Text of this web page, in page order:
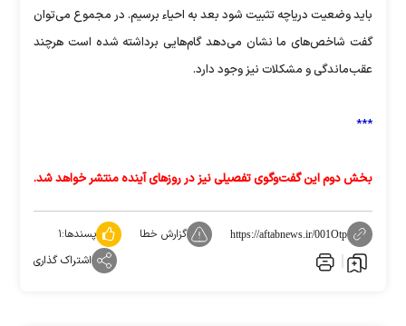
باید وضعیت دریاچه تثبیت شود بعد به احیاء برسیم. در مجموع می‌توان
گفت شاخص‌های ما نشان می‌‌دهد گام‌هایی برداشته شده است هرچند
عقب‌ماندگی و مشکلات نیز وجود دارد.
***
بخش دوم این گفت‌وگوی تفصیلی نیز در روزهای آینده منتشر خواهد شد.
https://aftabnews.ir/001Otp گزارش خطا پسندها:۱
اشتراک گذاری